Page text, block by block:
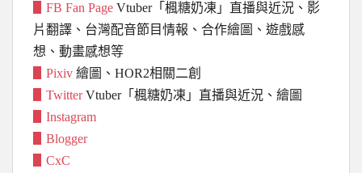
▋FB Fan Page Vtuber「楓糖奶凍」直播與近況、影
片翻譯、台灣配音節目情報、合作繪圖、遊戲感
想、動畫感想等
▋Pixiv 繪圖、HOR2相關二創
▋TwitterVtuber「楓糖奶凍」直播與近況、繪圖
▋Instagram
▋Blogger
▋CxC